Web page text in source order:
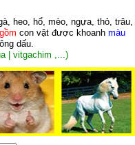
heo, hổ, mèo, ngựa, thỏ, trâu,
con vật được khoanh màu
dấu.
| vitgachim ,...)